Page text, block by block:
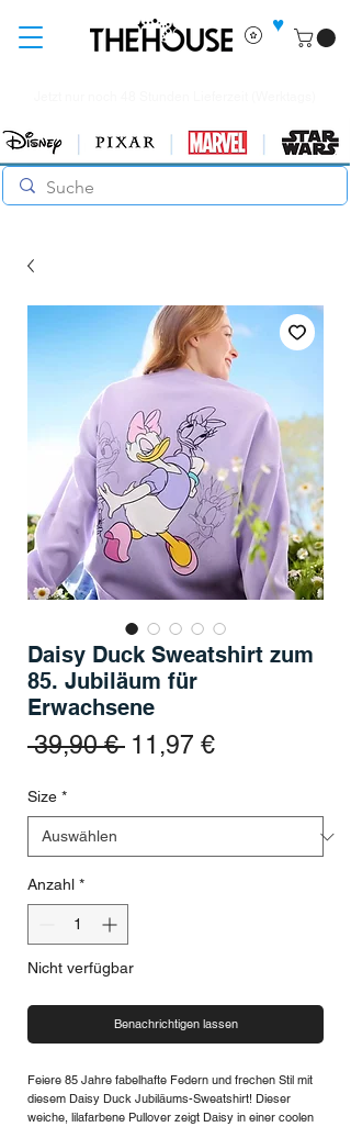
♥
Daisy Duck Sweatshirt zum
85. Jubiläum für
Erwachsene
39,90 € Standardpreis
11,97 €Sale-Preis
Size *
Anzahl *
Nicht verfügbar
Benachrichtigen lassen
Feiere 85 Jahre fabelhafte Federn und frechen Stil mit
diesem Daisy Duck Jubiläums-Sweatshirt! Dieser
weiche, lilafarbene Pullover zeigt Daisy in einer coolen